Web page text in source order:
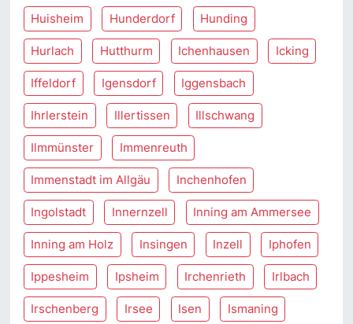
Huisheim Hunderdorf Hunding
Hurlach Hutthurm Ichenhausen Icking
Iffeldorf Igensdorf Iggensbach
Ihrlerstein Illertissen Illschwang
Ilmmünster Immenreuth
Immenstadt im Allgäu Inchenhofen
Ingolstadt Innernzell Inning am Ammersee
Inning am Holz Insingen Inzell Iphofen
Ippesheim Ipsheim Irchenrieth Irlbach
Irschenberg Irsee Isen Ismaning